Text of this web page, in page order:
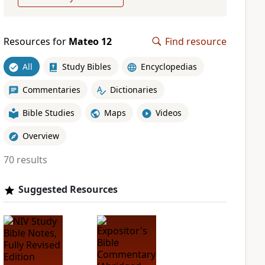
Resources for Mateo 12 Find resource
All Study Bibles Encyclopedias
Commentaries Dictionaries
Bible Studies Maps Videos
Overview
70 results
Suggested Resources